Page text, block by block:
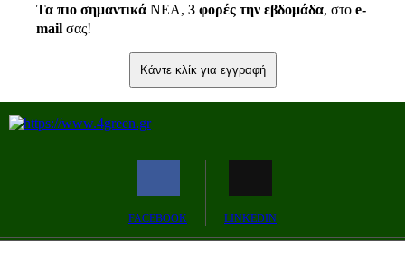
Τα πιο σημαντικά ΝΕΑ, 3 φορές την εβδομάδα, στο e-
mail σας!
Κάντε κλίκ για εγγραφή
FACEBOOK LINKEDIN